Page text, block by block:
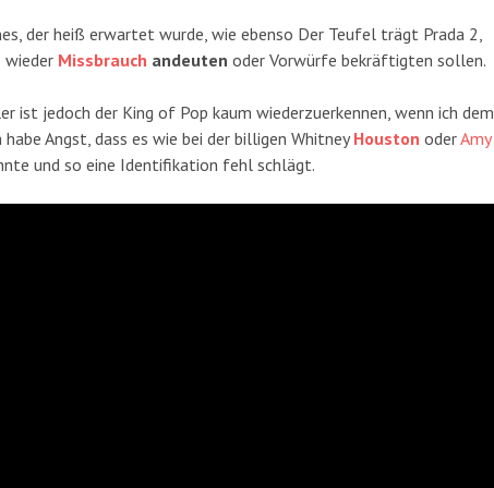
der heiß erwartet wurde, wie ebenso Der Teufel trägt Prada 2,
wieder Missbrauch andeuten oder Vorwürfe bekräftigten sollen.
ist jedoch der King of Pop kaum wiederzuerkennen, wenn ich dem
habe Angst, dass es wie bei der billigen WhitneyHouston oderAmy
und so eine Identifikation fehl schlägt.